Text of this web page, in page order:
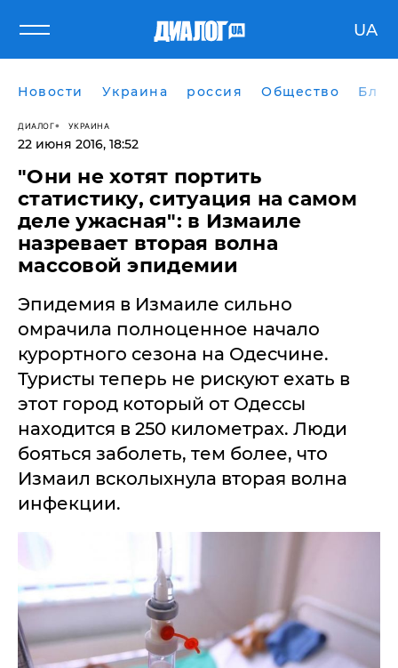
UA
Новости Украина россия Общество
ДИАЛОГ УКРАИНА
22 июня 2016, 18:52
"Они не хотят портить
статистику, ситуация на самом
деле ужасная": в Измаиле
назревает вторая волна
массовой эпидемии
Эпидемия в Измаиле сильно
омрачила полноценное начало
курортного сезона на Одесчине.
Туристы теперь не рискуют ехать в
этот город который от Одессы
находится в 250 километрах. Люди
бояться заболеть, тем более, что
Измаил всколыхнула вторая волна
инфекции.